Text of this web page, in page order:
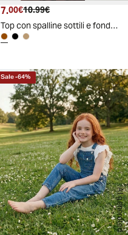
Prezzo attuale
7.00€ Prezzo originale
10.99€
Top con spalline sottili e fondo arricciato - Marrone cioccolato
AI generated
Sale-64%